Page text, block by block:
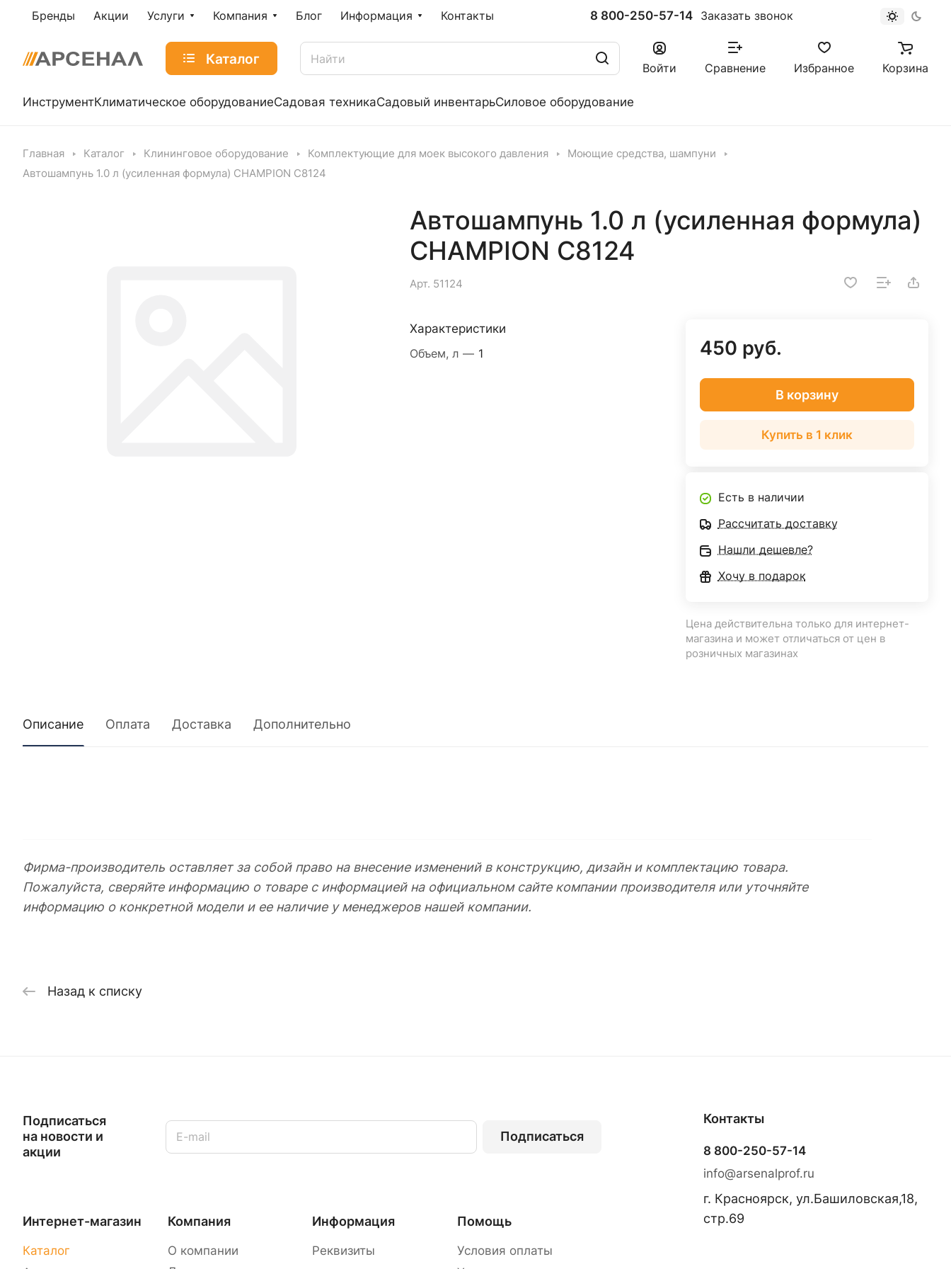
Бренды Акции Услуги Компания Блог Информация Контакты 8 800-250-57-14 Заказать звонок
Каталог
Войти Сравнение Избранное Корзина
ИнструментКлиматическое оборудованиеСадовая техникаСадовый инвентарьСиловое оборудование
Главная Каталог Клининговое оборудование Комплектующие для моек высокого давления
Моющие средства, шампуни
Автошампунь 1.0 л (усиленная формула) CHAMPION C8124
Автошампунь 1.0 л (усиленная формула)
CHAMPION C8124
Арт. 51124
Характеристики
Объем, л — 1 450 руб.
В корзину
Купить в 1 клик
Есть в наличии
Рассчитать доставку
Нашли дешевле?
Хочу в подарок
Цена действительна только для интернет-
магазина и может отличаться от цен в
розничных магазинах
Описание Оплата Доставка Дополнительно
Фирма-производитель оставляет за собой право на внесение изменений в конструкцию, дизайн и комплектацию товара.
Пожалуйста, сверяйте информацию о товаре с информацией на официальном сайте компании производителя или уточняйте
информацию о конкретной модели и ее наличие у менеджеров нашей компании.
Назад к списку
Подписаться
на новости и
акции
Подписаться
Интернет-магазин
Каталог
Компания
О компании
Информация
Реквизиты
Помощь
Условия оплаты
Контакты
8 800-250-57-14
info@arsenalprof.ru
г. Красноярск, ул.Башиловская,18,
стр.69